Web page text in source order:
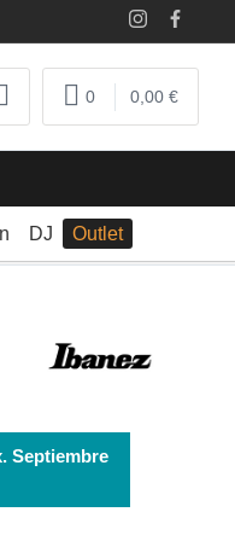
0 0,00 €
DJ Outlet
Septiembre